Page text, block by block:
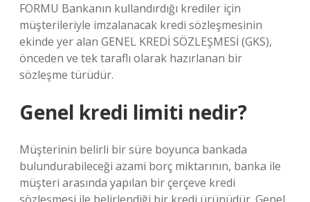
FORMU Bankanın kullandırdığı krediler için
müşterileriyle imzalanacak kredi sözleşmesinin
ekinde yer alan GENEL KREDİ SÖZLEŞMESİ (GKS),
önceden ve tek taraflı olarak hazırlanan bir
sözleşme türüdür.
Genel kredi limiti nedir?
Müşterinin belirli bir süre boyunca bankada
bulundurabileceği azami borç miktarının, banka ile
müşteri arasında yapılan bir çerçeve kredi